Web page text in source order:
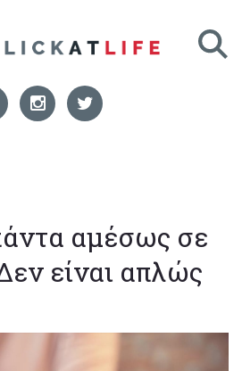
αμέσως σε
είναι απλώς